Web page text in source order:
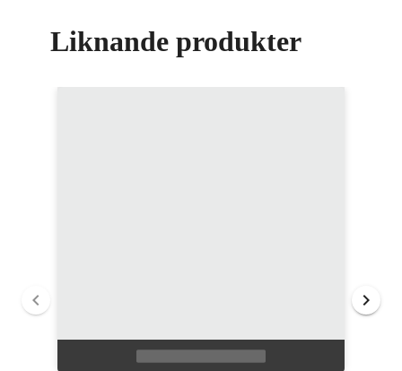
Liknande produkter